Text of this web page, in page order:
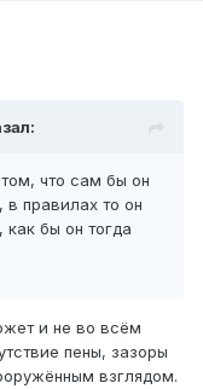
что сам бы он
правилах то он
бы он тогда
и не во всём
пены, зазоры
взглядом.